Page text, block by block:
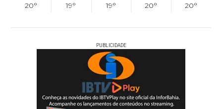
20°
19°
19°
20°
20°
PUBLICIDADE